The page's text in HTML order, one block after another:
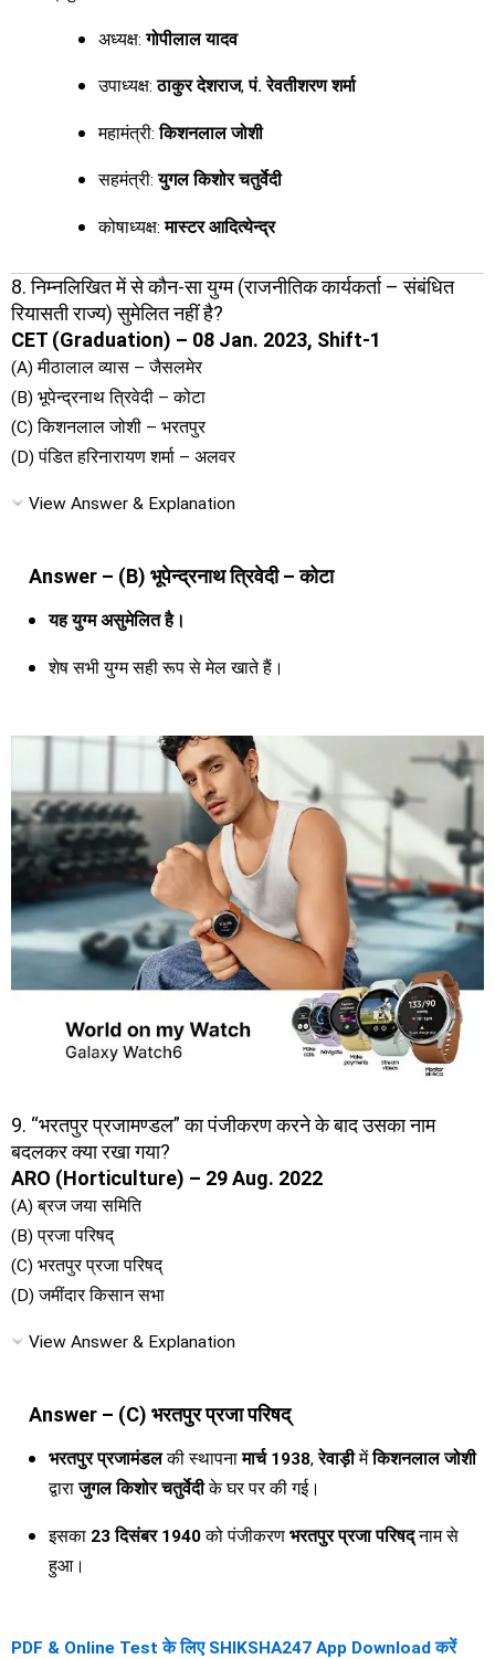
अध्यक्ष:गोपीलाल यादव
उपाध्यक्ष:ठाकुर देशराज,पं. रेवतीशरण शर्मा
महामंत्री:किशनलाल जोशी
सहमंत्री:युगल किशोर चतुर्वेदी
कोषाध्यक्ष:मास्टर आदित्येन्द्र
8. निम्नलिखित में से कौन-सा युग्म (राजनीतिक कार्यकर्ता – संबंधित
रियासती राज्य) सुमेलित नहीं है?
CET (Graduation) – 08 Jan. 2023, Shift-1
(A) मीठालाल व्यास – जैसलमेर
(B) भूपेन्द्रनाथ त्रिवेदी – कोटा
(C) किशनलाल जोशी – भरतपुर
(D) पंडित हरिनारायण शर्मा – अलवर
View Answer & Explanation
Answer – (B) भूपेन्द्रनाथ त्रिवेदी – कोटा
यह युग्म असुमेलित है।
शेष सभी युग्म सही रूप से मेल खाते हैं।
9. “भरतपुर प्रजामण्डल” का पंजीकरण करने के बाद उसका नाम
बदलकर क्या रखा गया?
ARO (Horticulture) – 29 Aug. 2022
(A) ब्रज जया समिति
(B) प्रजा परिषद्
(C) भरतपुर प्रजा परिषद्
(D) जमींदार किसान सभा
View Answer & Explanation
Answer – (C) भरतपुर प्रजा परिषद्
भरतपुर प्रजामंडलकी स्थापनामार्च 1938,रेवाड़ीमेंकिशनलाल जोशी
द्वाराजुगल किशोर चतुर्वेदीके घर पर की गई।
इसका 23 दिसंबर 1940को पंजीकरण भरतपुर प्रजा परिषद्नाम से
हुआ।
PDF & Online Test के लिए SHIKSHA247 App Download करें